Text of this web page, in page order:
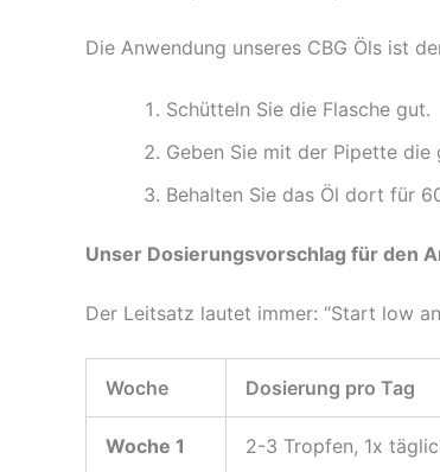
Die Anwendung unseres CBG Öls ist
Schütteln Sie die Flasche gut.
Geben Sie mit der Pipette die
Behalten Sie das Öl dort für
Unser Dosierungsvorschlag für den
Der Leitsatz lautet immer: “Start low
Woche Dosierung pro Tag
Woche 1 2-3 Tropfen, 1x